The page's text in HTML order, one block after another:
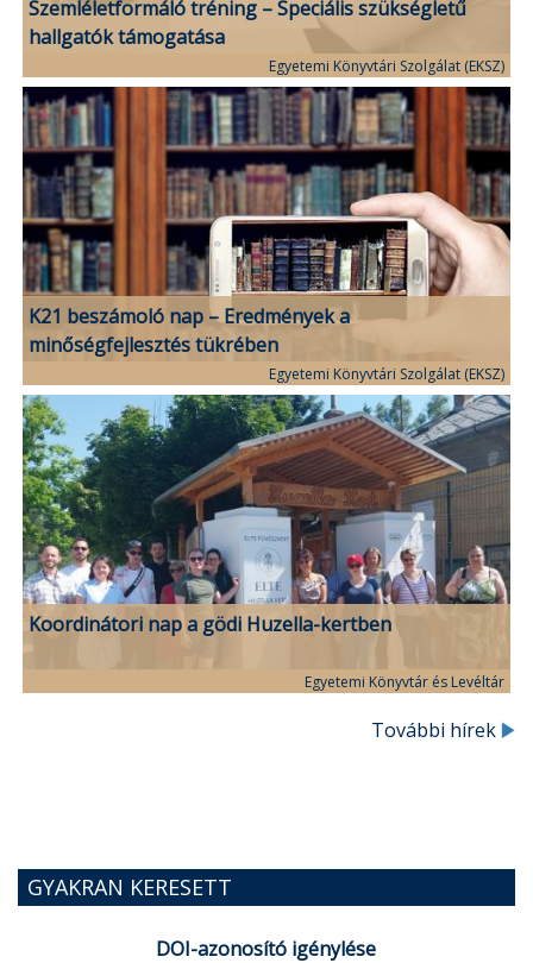
Szemléletformáló tréning – Speciális szükségletű
hallgatók támogatása
Egyetemi Könyvtári Szolgálat (EKSZ)
K21 beszámoló nap – Eredmények a
minőségfejlesztés tükrében
Egyetemi Könyvtári Szolgálat (EKSZ)
Koordinátori nap a gödi Huzella-kertben
Egyetemi Könyvtár és Levéltár
További hírek
GYAKRAN KERESETT
DOI-azonosító igénylése